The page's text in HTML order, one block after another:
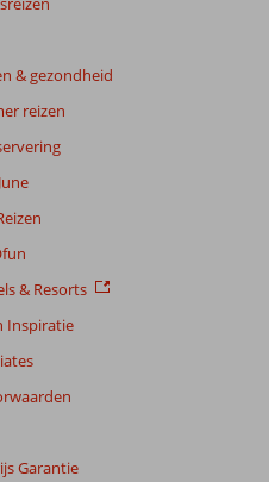
& gezondheid
reizen
& Resorts
Inspiratie
Garantie